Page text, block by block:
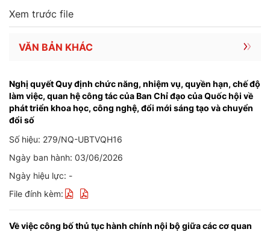
Xem trước file
VĂN BẢN KHÁC
Nghị quyết Quy định chức năng, nhiệm vụ, quyền hạn, chế độ
làm việc, quan hệ công tác của Ban Chỉ đạo của Quốc hội về
phát triển khoa học, công nghệ, đổi mới sáng tạo và chuyển
đổi số
Số hiệu: 279/NQ-UBTVQH16
Ngày ban hành: 03/06/2026
Ngày hiệu lực: -
File đính kèm:
Về việc công bố thủ tục hành chính nội bộ giữa các cơ quan